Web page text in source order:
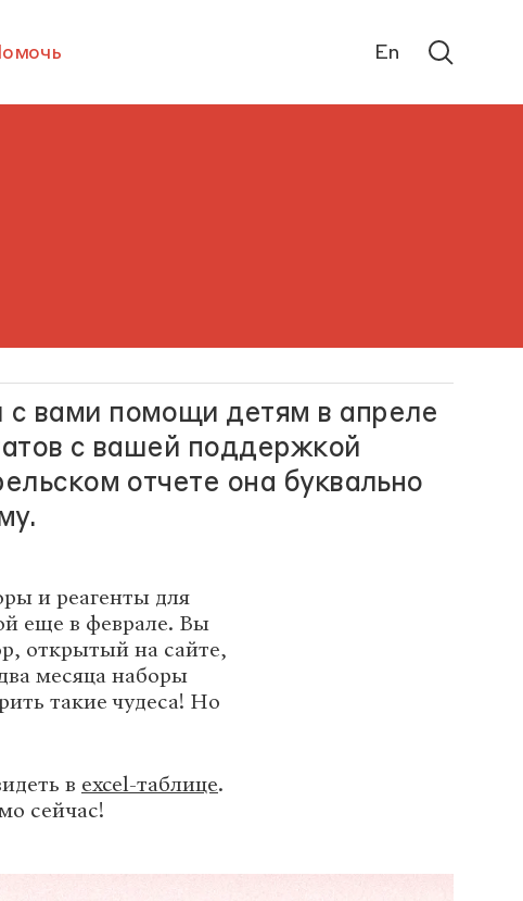
En
вами помощи детям в апреле
с вашей поддержкой
отчете она буквально
и реагенты для
еще в феврале. Вы
открытый на сайте,
месяца наборы
такие чудеса! Но
в excel-таблице.
сейчас!